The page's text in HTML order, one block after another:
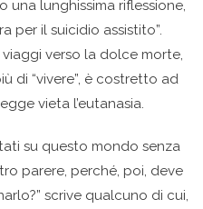
una lunghissima riflessione,
per il suicidio assistito”.
viaggi verso la dolce morte,
di “vivere”, è costretto ad
vieta l’eutanasia.
su questo mondo senza
parere, perché, poi, deve
scrive qualcuno di cui,